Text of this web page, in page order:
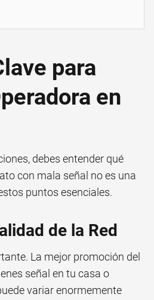
para
en
debes entender qué
con mala señal no es una
puntos esenciales.
de la Red
La mejor promoción del
señal en tu casa o
variar enormemente